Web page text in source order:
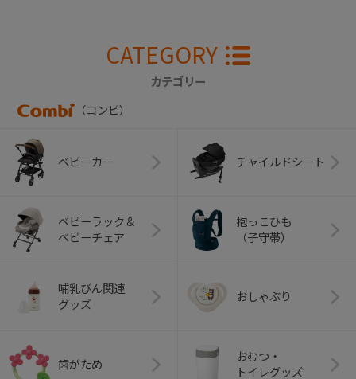
CATEGORY
カテゴリー
（コンビ）
ベビーカー チャイルドシート
ベビーラック＆
ベビーチェア
抱っこひも
（子守帯）
哺乳びん関連
グッズ
おしゃぶり
歯がため
おむつ・
トイレグッズ